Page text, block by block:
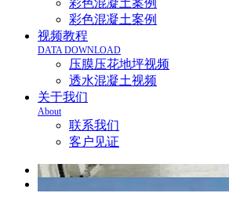
彩色混凝土案例
彩色混凝土案例
视频教程
DATA DOWNLOAD
压膜压花地坪视频
透水混凝土视频
关于我们
About
联系我们
客户见证